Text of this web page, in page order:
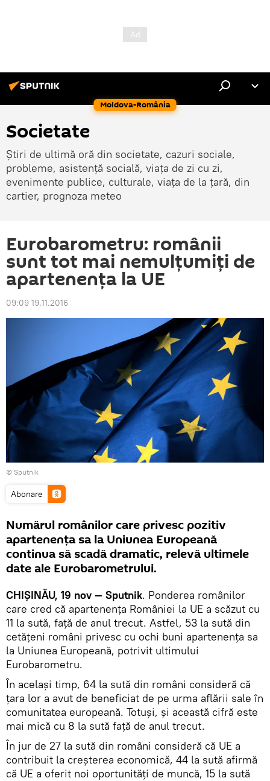
Moldova-România
Societate
Știri de ultimă oră din societate, cazuri sociale,
probleme, asistență socială, viața de zi cu zi,
evenimente publice, culturale, viața de la țară, din
cartier, prognoza meteo
Eurobarometru: românii
sunt tot mai nemulțumiți de
apartenența la UE
09:09 19.11.2016
© Sputnik
Abonare
Numărul românilor care privesc pozitiv
apartenența sa la Uniunea Europeană
continua să scadă dramatic, relevă ultimele
date ale Eurobarometrului.
CHIȘINĂU, 19 nov — Sputnik. Ponderea românilor
care cred că apartenența României la UE a scăzut cu
11 la sută, față de anul trecut. Astfel, 53 la sută din
cetățeni români privesc cu ochi buni apartenența sa
la Uniunea Europeană, potrivit ultimului
Eurobarometru.
În același timp, 64 la sută din români consideră că
țara lor a avut de beneficiat de pe urma aflării sale în
comunitatea europeană. Totuși, și această cifră este
mai mică cu 8 la sută față de anul trecut.
În jur de 27 la sută din români consideră că UE a
contribuit la creșterea economică, 44 la sută afirmă
că UE a oferit noi oportunități de muncă, 15 la sută